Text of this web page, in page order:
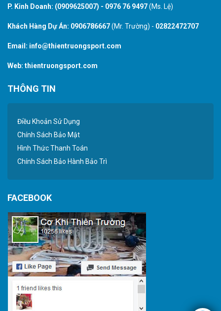
P. Kinh Doanh: (0909625007) - 0976 76 9497(Ms. Lệ)
Khách Hàng Dự Án: 0906786667(Mr. Trường) - 02822472707
Email: info@thientruongsport.com
Web: thientruongsport.com
THÔNG TIN
Điều Khoản Sử Dụng
Chính Sách Bảo Mật
Hình Thức Thanh Toán
Chính Sách Bảo Hành Bảo Trì
FACEBOOK